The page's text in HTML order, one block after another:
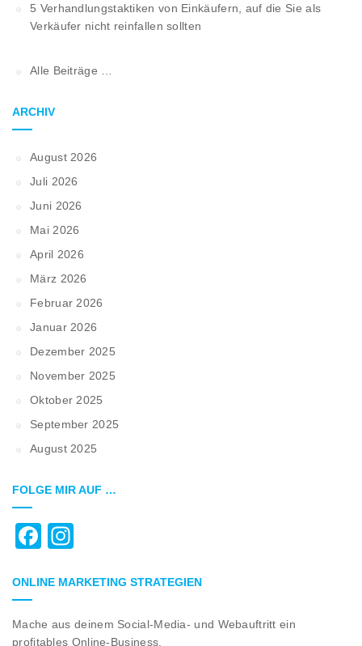
5 Verhandlungstaktiken von Einkäufern, auf die Sie als
Verkäufer nicht reinfallen sollten
Alle Beiträge …
ARCHIV
August 2026
Juli 2026
Juni 2026
Mai 2026
April 2026
März 2026
Februar 2026
Januar 2026
Dezember 2025
November 2025
Oktober 2025
September 2025
August 2025
FOLGE MIR AUF …
Facebook
ONLINE MARKETING STRATEGIEN
Mache aus deinem Social-Media- und Webauftritt ein
profitables Online-Business.